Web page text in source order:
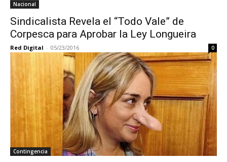
Nacional
Sindicalista Revela el “Todo Vale” de
Corpesca para Aprobar la Ley Longueira
Red Digital - 05/23/2016 0
Contingencia